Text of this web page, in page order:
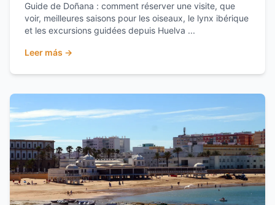
Guide de Doñana : comment réserver une visite, que
voir, meilleures saisons pour les oiseaux, le lynx ibérique
et les excursions guidées depuis Huelva ...
Leer más →